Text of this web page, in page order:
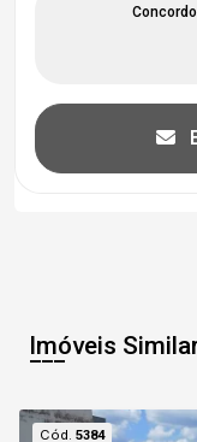
Imóveis
Cód.5384